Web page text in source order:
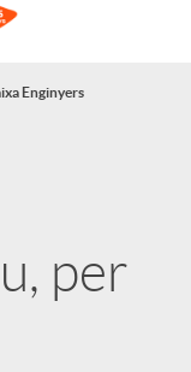
Enginyers
per